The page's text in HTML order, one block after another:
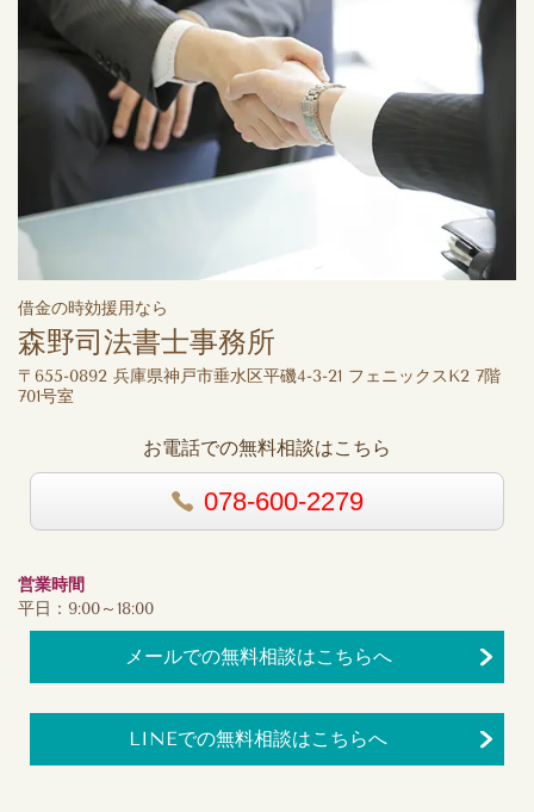
借金の時効援用なら
森野司法書士事務所
〒655-0892 兵庫県神戸市垂水区平磯4-3-21 フェニックスK2 7階
701号室
お電話での無料相談はこちら
078-600-2279
営業時間
平日：9:00～18:00
メールでの無料相談はこちらへ
LINEでの無料相談はこちらへ